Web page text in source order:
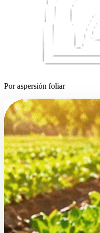
Por aspersión foliar